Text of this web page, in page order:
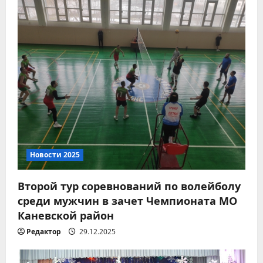
Новости 2025
Второй тур соревнований по волейболу
среди мужчин в зачет Чемпионата МО
Каневской район
Редактор 29.12.2025
2
Вместе за чистоту любимого
места отдыха!
Новости 2026
8 августа – День
07.08.2026